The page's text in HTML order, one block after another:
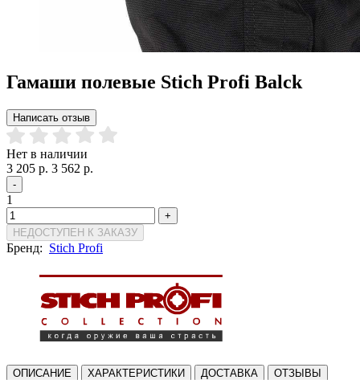
Гамаши полевые Stich Profi Balck
Написать отзыв
Нет в наличии
3 205 р. 3 562 р.
-
1
+
НЕДОСТУПЕН К ЗАКАЗУ
Бренд: Stich Profi
ОПИСАНИЕ ХАРАКТЕРИСТИКИ ДОСТАВКА ОТЗЫВЫ